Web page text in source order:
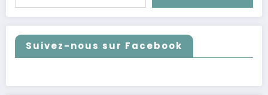
Suivez-nous sur Facebook